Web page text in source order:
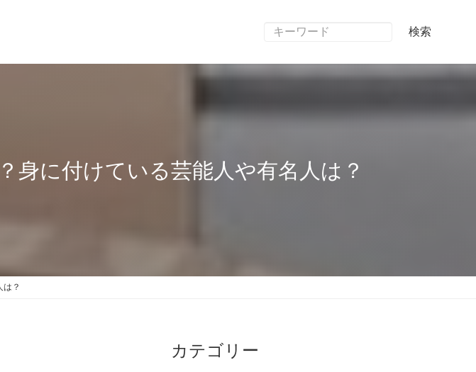
検索
身に付けている芸能人や有名人は？
？
カテゴリー